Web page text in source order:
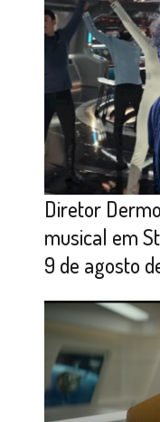
Diretor
musical em
9 de agosto